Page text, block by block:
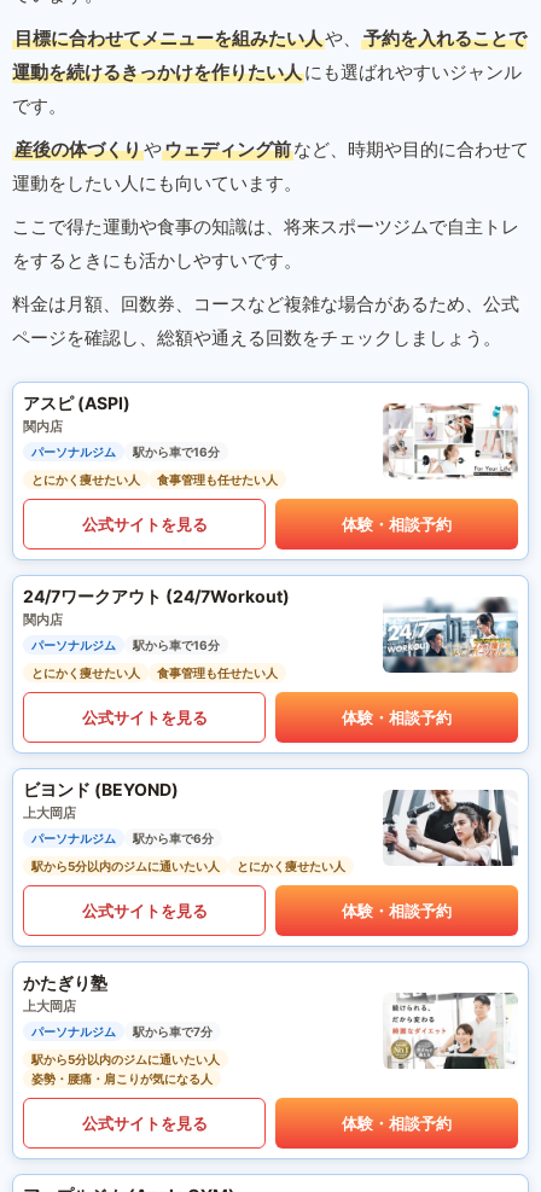
目標に合わせてメニューを組みたい人や、
予約を入れることで
運動を続けるきっかけを作りたい人にも選ばれやすいジャンル
です。
産後の体づくりやウェディング前など、時期や目的に合わせて
運動をしたい人にも向いています。
ここで得た運動や食事の知識は、将来スポーツジムで自主トレ
をするときにも活かしやすいです。
料金は月額、回数券、コースなど複雑な場合があるため、公式
ページを確認し、総額や通える回数をチェックしましょう。
アスピ (ASPI)
関内店
パーソナルジム
駅から車で16分
とにかく痩せたい人
食事管理も任せたい人
公式サイトを見る 体験・相談予約
24/7ワークアウト (24/7Workout)
関内店
パーソナルジム
駅から車で16分
とにかく痩せたい人
食事管理も任せたい人
公式サイトを見る 体験・相談予約
ビヨンド (BEYOND)
上大岡店
パーソナルジム
駅から車で6分
駅から5分以内のジムに通いたい人
とにかく痩せたい人
公式サイトを見る 体験・相談予約
かたぎり塾
上大岡店
パーソナルジム
駅から車で7分
駅から5分以内のジムに通いたい人
姿勢・腰痛・肩こりが気になる人
公式サイトを見る 体験・相談予約